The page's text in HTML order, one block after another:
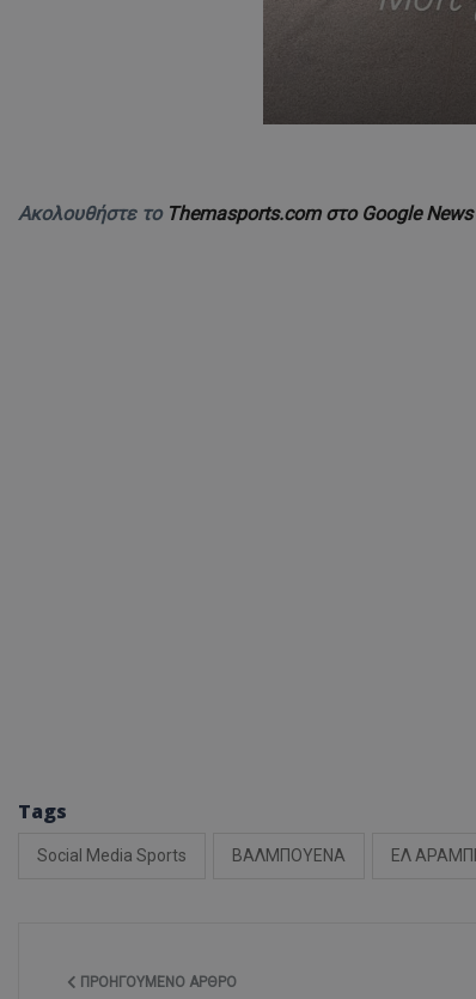
Ακολουθήστε το Themasports.com στο Google News
Tags
Social Media Sports ΒΑΛΜΠΟΥΕΝΑ ΕΛ ΑΡΑΜΠΙ
ΠΡΟΗΓΟΎΜΕΝΟ ΆΡΘΡΟ